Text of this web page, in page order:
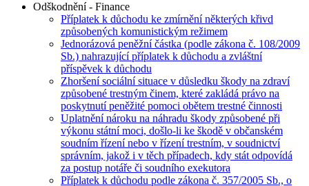
Odškodnění - Finance
Příplatek k důchodu ke zmírnění některých křivd
způsobených komunistickým režimem
Jednorázová peněžní částka (podle zákona č. 108/2009
Sb.) nahrazující příplatek k důchodu a zvláštní
příspěvek k důchodu
Zhoršení sociální situace v důsledku škody na zdraví
způsobené trestným činem, které zakládá právo na
poskytnutí peněžité pomoci obětem trestné činnosti
Uplatnění nároku na náhradu škody způsobené při
výkonu státní moci, došlo-li ke škodě v občanském
soudním řízení nebo v řízení trestním, v soudnictví
správním, jakož i v těch případech, kdy stát odpovídá
za postup notáře či soudního exekutora
Příplatek k důchodu podle zákona č. 357/2005 Sb., o